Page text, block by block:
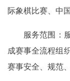
际象棋比赛、中
服务范围：服
成赛事全流程组
赛事安全、规范